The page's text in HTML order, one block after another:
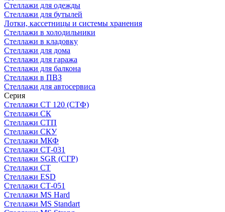
Стеллажи для одежды
Стеллажи для бутылей
Лотки, кассетницы и системы хранения
Стеллажи в холодильники
Стеллажи в кладовку
Стеллажи для дома
Стеллажи для гаража
Стеллажи для балкона
Стеллажи в ПВЗ
Стеллажи для автосервиса
Серия
Стеллажи СТ 120 (СТФ)
Стеллажи СК
Стеллажи СТП
Стеллажи СКУ
Стеллажи МКФ
Стеллажи СТ-031
Стеллажи SGR (СГР)
Стеллажи СТ
Стеллажи ESD
Стеллажи СТ-051
Стеллажи MS Hard
Стеллажи MS Standart